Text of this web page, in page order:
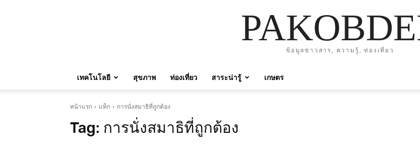
ข้อมูลข่าวสาร, ความรู้, ท่องเที่ยว
เทคโนโลยี สุขภาพ ท่องเที่ยว สาระน่ารู้ เกษตร
หน้าแรก แท็ก การนั่งสมาธิที่ถูกต้อง
Tag: การนั่งสมาธิที่ถูกต้อง